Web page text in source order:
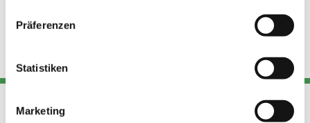
Präferenzen
Statistiken
Marketing